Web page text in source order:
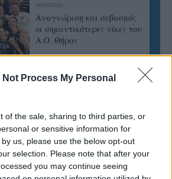
Not Process My Personal
of the sale, sharing to third parties, or
or sensitive information for
us, please use the below opt-out
selection. Please note that after your
you may continue seeing
08/03/2026
Αναγνώριση και σεβασμός
οι σημαντικότερες νίκες του
Α.Ο. Θήρας